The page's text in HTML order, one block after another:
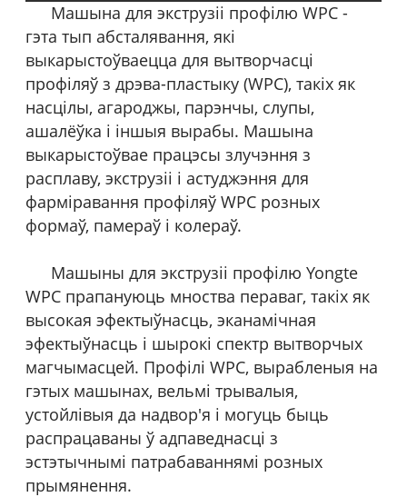
Машына для экструзіі профілю WPC -
гэта тып абсталявання, які
выкарыстоўваецца для вытворчасці
профіляў з дрэва-пластыку (WPC), такіх як
насцілы, агароджы, парэнчы, слупы,
ашалёўка і іншыя вырабы. Машына
выкарыстоўвае працэсы злучэння з
расплаву, экструзіі і астуджэння для
фарміравання профіляў WPC розных
формаў, памераў і колераў.
Машыны для экструзіі профілю Yongte
WPC прапануюць мноства пераваг, такіх як
высокая эфектыўнасць, эканамічная
эфектыўнасць і шырокі спектр вытворчых
магчымасцей. Профілі WPC, вырабленыя на
гэтых машынах, вельмі трывалыя,
устойлівыя да надвор'я і могуць быць
распрацаваны ў адпаведнасці з
эстэтычнымі патрабаваннямі розных
прымянення.